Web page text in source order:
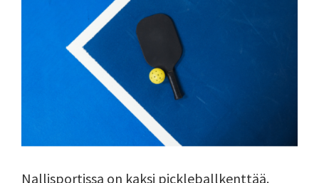
Nallisportissa on kaksi pickleballkenttää.